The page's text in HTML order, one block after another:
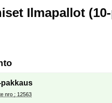
Ilmapallot
pakkaus
Tuote nro : 12563